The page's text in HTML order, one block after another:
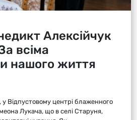
Алексійчук
всіма
нашого життя
у Відпустовому центрі блаженного
Лукача, що в селі Старуня,